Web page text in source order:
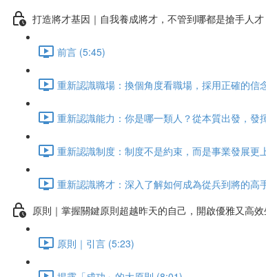
打造將才基因｜自我養成將才，不管到哪都是搶手人
前言 (5:45)
重新認識職場：換個角度看職場，採用正確的信
重新認識能力：你是哪一類人？從本質出發，發
重新認識制度：制度不是約束，而是事業發展更
重新認識將才：深入了解如何成為從兵到將的高
原則｜掌握關鍵原則超越昨天的自己，開啟優雅又高
原則｜引言 (5:23)